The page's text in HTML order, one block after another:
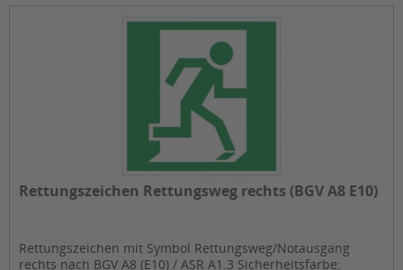
Rettungszeichen Rettungsweg rechts (BGV A8 E10)
Rettungszeichen mit Symbol Rettungsweg/Notausgang
rechts nach BGV A8 (E10) / ASR A1.3 Sicherheitsfarbe: